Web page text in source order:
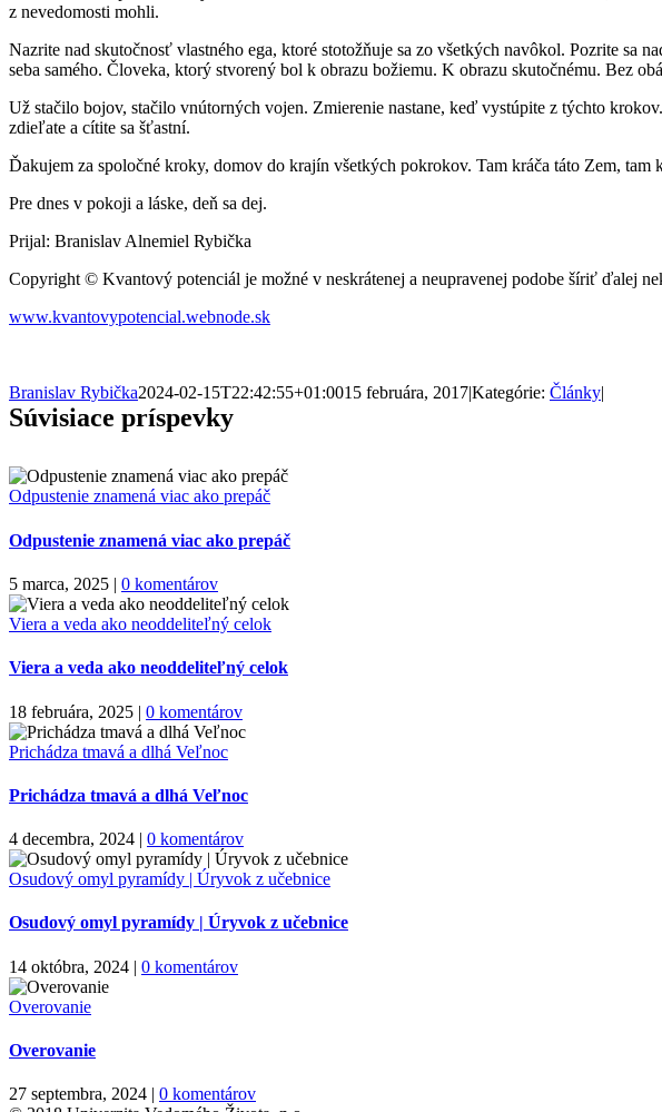
z nevedomosti mohli.
Nazrite nad skutočnosť vlastného ega, ktoré stotožňuje sa zo všetkých navôkol. Pozrite sa
seba samého. Človeka, ktorý stvorený bol k obrazu božiemu. K obrazu skutočnému. Bez
Už stačilo bojov, stačilo vnútorných vojen. Zmierenie nastane, keď vystúpite z týchto
zdieľate a cítite sa šťastní.
Ďakujem za spoločné kroky, domov do krajín všetkých pokrokov. Tam kráča táto Zem,
Pre dnes v pokoji a láske, deň sa dej.
Prijal: Branislav Alnemiel Rybička
Copyright © Kvantový potenciál je možné v neskrátenej a neupravenej podobe šíriť ďalej
www.kvantovypotencial.webnode.sk
Branislav Rybička2024-02-15T22:42:55+01:0015 februára, 2017|Kategórie: Články|
Súvisiace príspevky
Odpustenie znamená viac ako prepáč
Odpustenie znamená viac ako prepáč
5 marca, 2025 | 0 komentárov
Viera a veda ako neoddeliteľný celok
Viera a veda ako neoddeliteľný celok
18 februára, 2025 | 0 komentárov
Prichádza tmavá a dlhá Veľnoc
Prichádza tmavá a dlhá Veľnoc
4 decembra, 2024 | 0 komentárov
Osudový omyl pyramídy | Úryvok z učebnice
Osudový omyl pyramídy | Úryvok z učebnice
14 októbra, 2024 | 0 komentárov
Overovanie
Overovanie
27 septembra, 2024 | 0 komentárov